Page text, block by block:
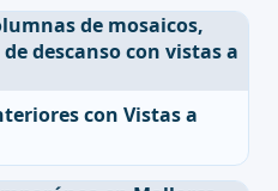
con Vistas a